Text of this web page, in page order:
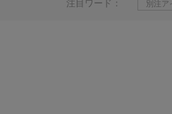
注目ワード： 別注ア